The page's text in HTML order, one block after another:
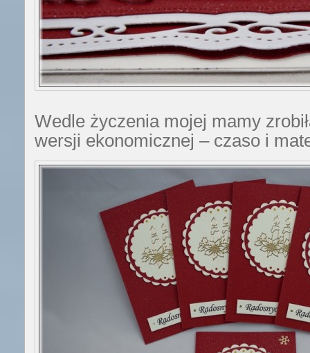
Wedle życzenia mojej mamy
wersji ekonomicznej – czaso i